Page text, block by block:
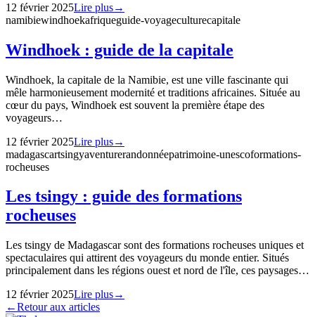
12 février 2025Lire plus→
namibiewindhoekafriqueguide-voyageculturecapitale
Windhoek : guide de la capitale
Windhoek, la capitale de la Namibie, est une ville fascinante qui
mêle harmonieusement modernité et traditions africaines. Située au
cœur du pays, Windhoek est souvent la première étape des
voyageurs…
12 février 2025Lire plus→
madagascartsingyaventurerandonnéepatrimoine-unescoformations-
rocheuses
Les tsingy : guide des formations
rocheuses
Les tsingy de Madagascar sont des formations rocheuses uniques et
spectaculaires qui attirent des voyageurs du monde entier. Situés
principalement dans les régions ouest et nord de l'île, ces paysages…
12 février 2025Lire plus→
←Retour aux articles